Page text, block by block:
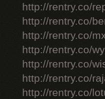
http://rentry.co/
http://rentry.co/
http://rentry.co/
http://rentry.co/
http://rentry.co/
http://rentry.co/
http://rentry.co/